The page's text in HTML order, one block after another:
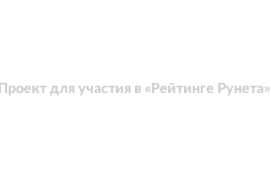
Проект для участия в «Рейтинге Рунета»